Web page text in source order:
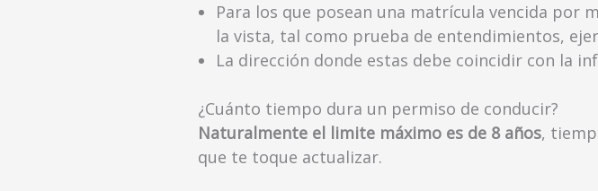
Para los que posean una matrícula vencida por
la vista, tal como prueba de entendimientos,
La dirección donde estas debe coincidir con la
¿Cuánto tiempo dura un permiso de conducir?
Naturalmente el limite máximo es de 8 años,
que te toque actualizar.